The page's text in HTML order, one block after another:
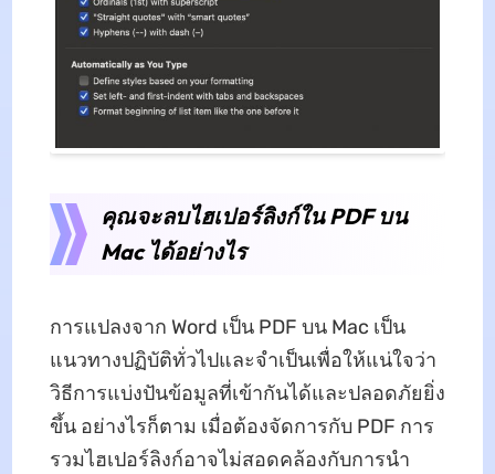
คุณจะลบไฮเปอร์ลิงก์ใน PDF บน
Mac ได้อย่างไร
การแปลงจาก Word เป็น PDF บน Mac เป็น
แนวทางปฏิบัติทั่วไปและจําเป็นเพื่อให้แน่ใจว่า
วิธีการแบ่งปันข้อมูลที่เข้ากันได้และปลอดภัยยิ่ง
ขึ้น อย่างไรก็ตาม เมื่อต้องจัดการกับ PDF การ
รวมไฮเปอร์ลิงก์อาจไม่สอดคล้องกับการนํา